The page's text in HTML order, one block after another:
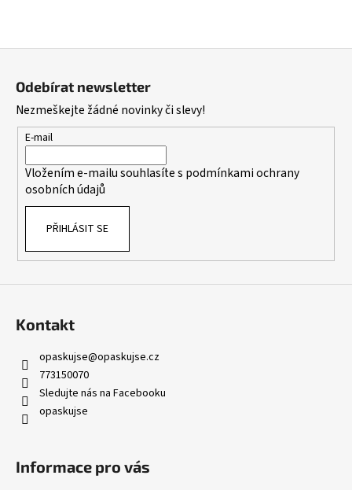
Odebírat newsletter
Nezmeškejte žádné novinky či slevy!
E-mail
Vložením e-mailu souhlasíte s podmínkami ochrany
osobních údajů
PŘIHLÁSIT SE
Kontakt
opaskujse@opaskujse.cz
773150070
Sledujte nás na Facebooku
opaskujse
Informace pro vás